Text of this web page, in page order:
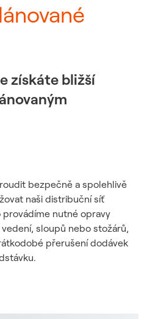
získáte bližší
bezpečně a spolehlivě
naši distribuční síť
nutné opravy
sloupů nebo stožárů,
přerušení dodávek